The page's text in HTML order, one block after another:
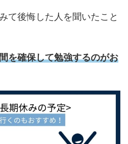
て後悔した人を聞いたこと
を確保して勉強するのがお